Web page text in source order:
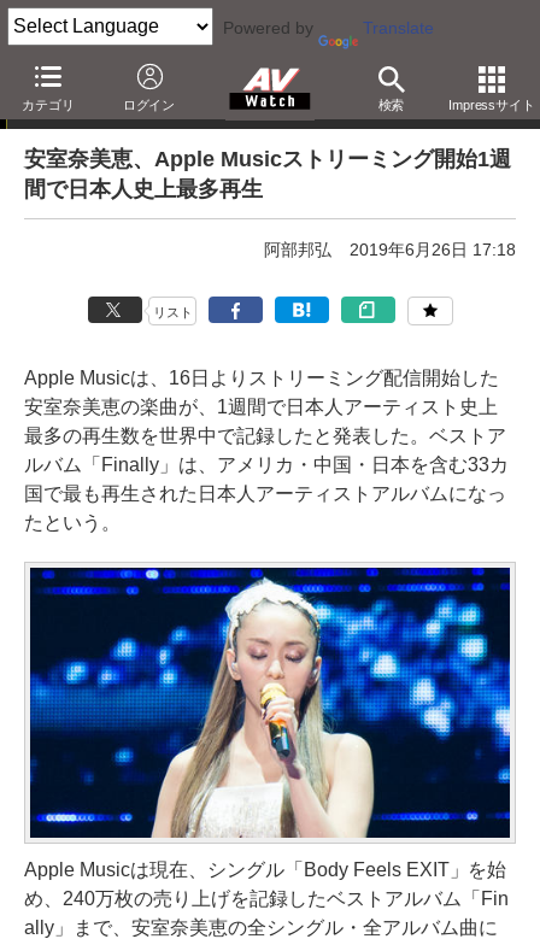
Powered by Translate
カテゴリ ログイン 検索 Impressサイト
ニュース
安室奈美恵、Apple Musicストリーミング開始1週
間で日本人史上最多再生
阿部邦弘 2019年6月26日 17:18
リスト
Apple Musicは、16日よりストリーミング配信開始した
安室奈美恵の楽曲が、1週間で日本人アーティスト史上
最多の再生数を世界中で記録したと発表した。ベストア
ルバム「Finally」は、アメリカ・中国・日本を含む33カ
国で最も再生された日本人アーティストアルバムになっ
たという。
Apple Musicは現在、シングル「Body Feels EXIT」を始
め、240万枚の売り上げを記録したベストアルバム「Fin
ally」まで、安室奈美恵の全シングル・全アルバム曲に